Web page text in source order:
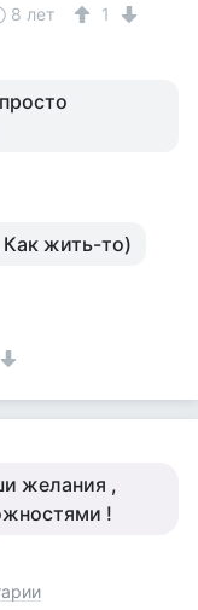
8 лет 1
Как жить-то)
желания ,
!